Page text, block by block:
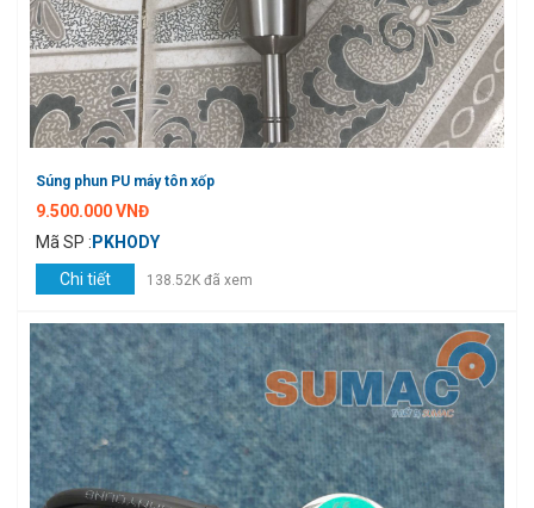
Súng phun PU máy tôn xốp
9.500.000 VNĐ
Mã SP : PKHODY
Chi tiết
138.52K đã xem